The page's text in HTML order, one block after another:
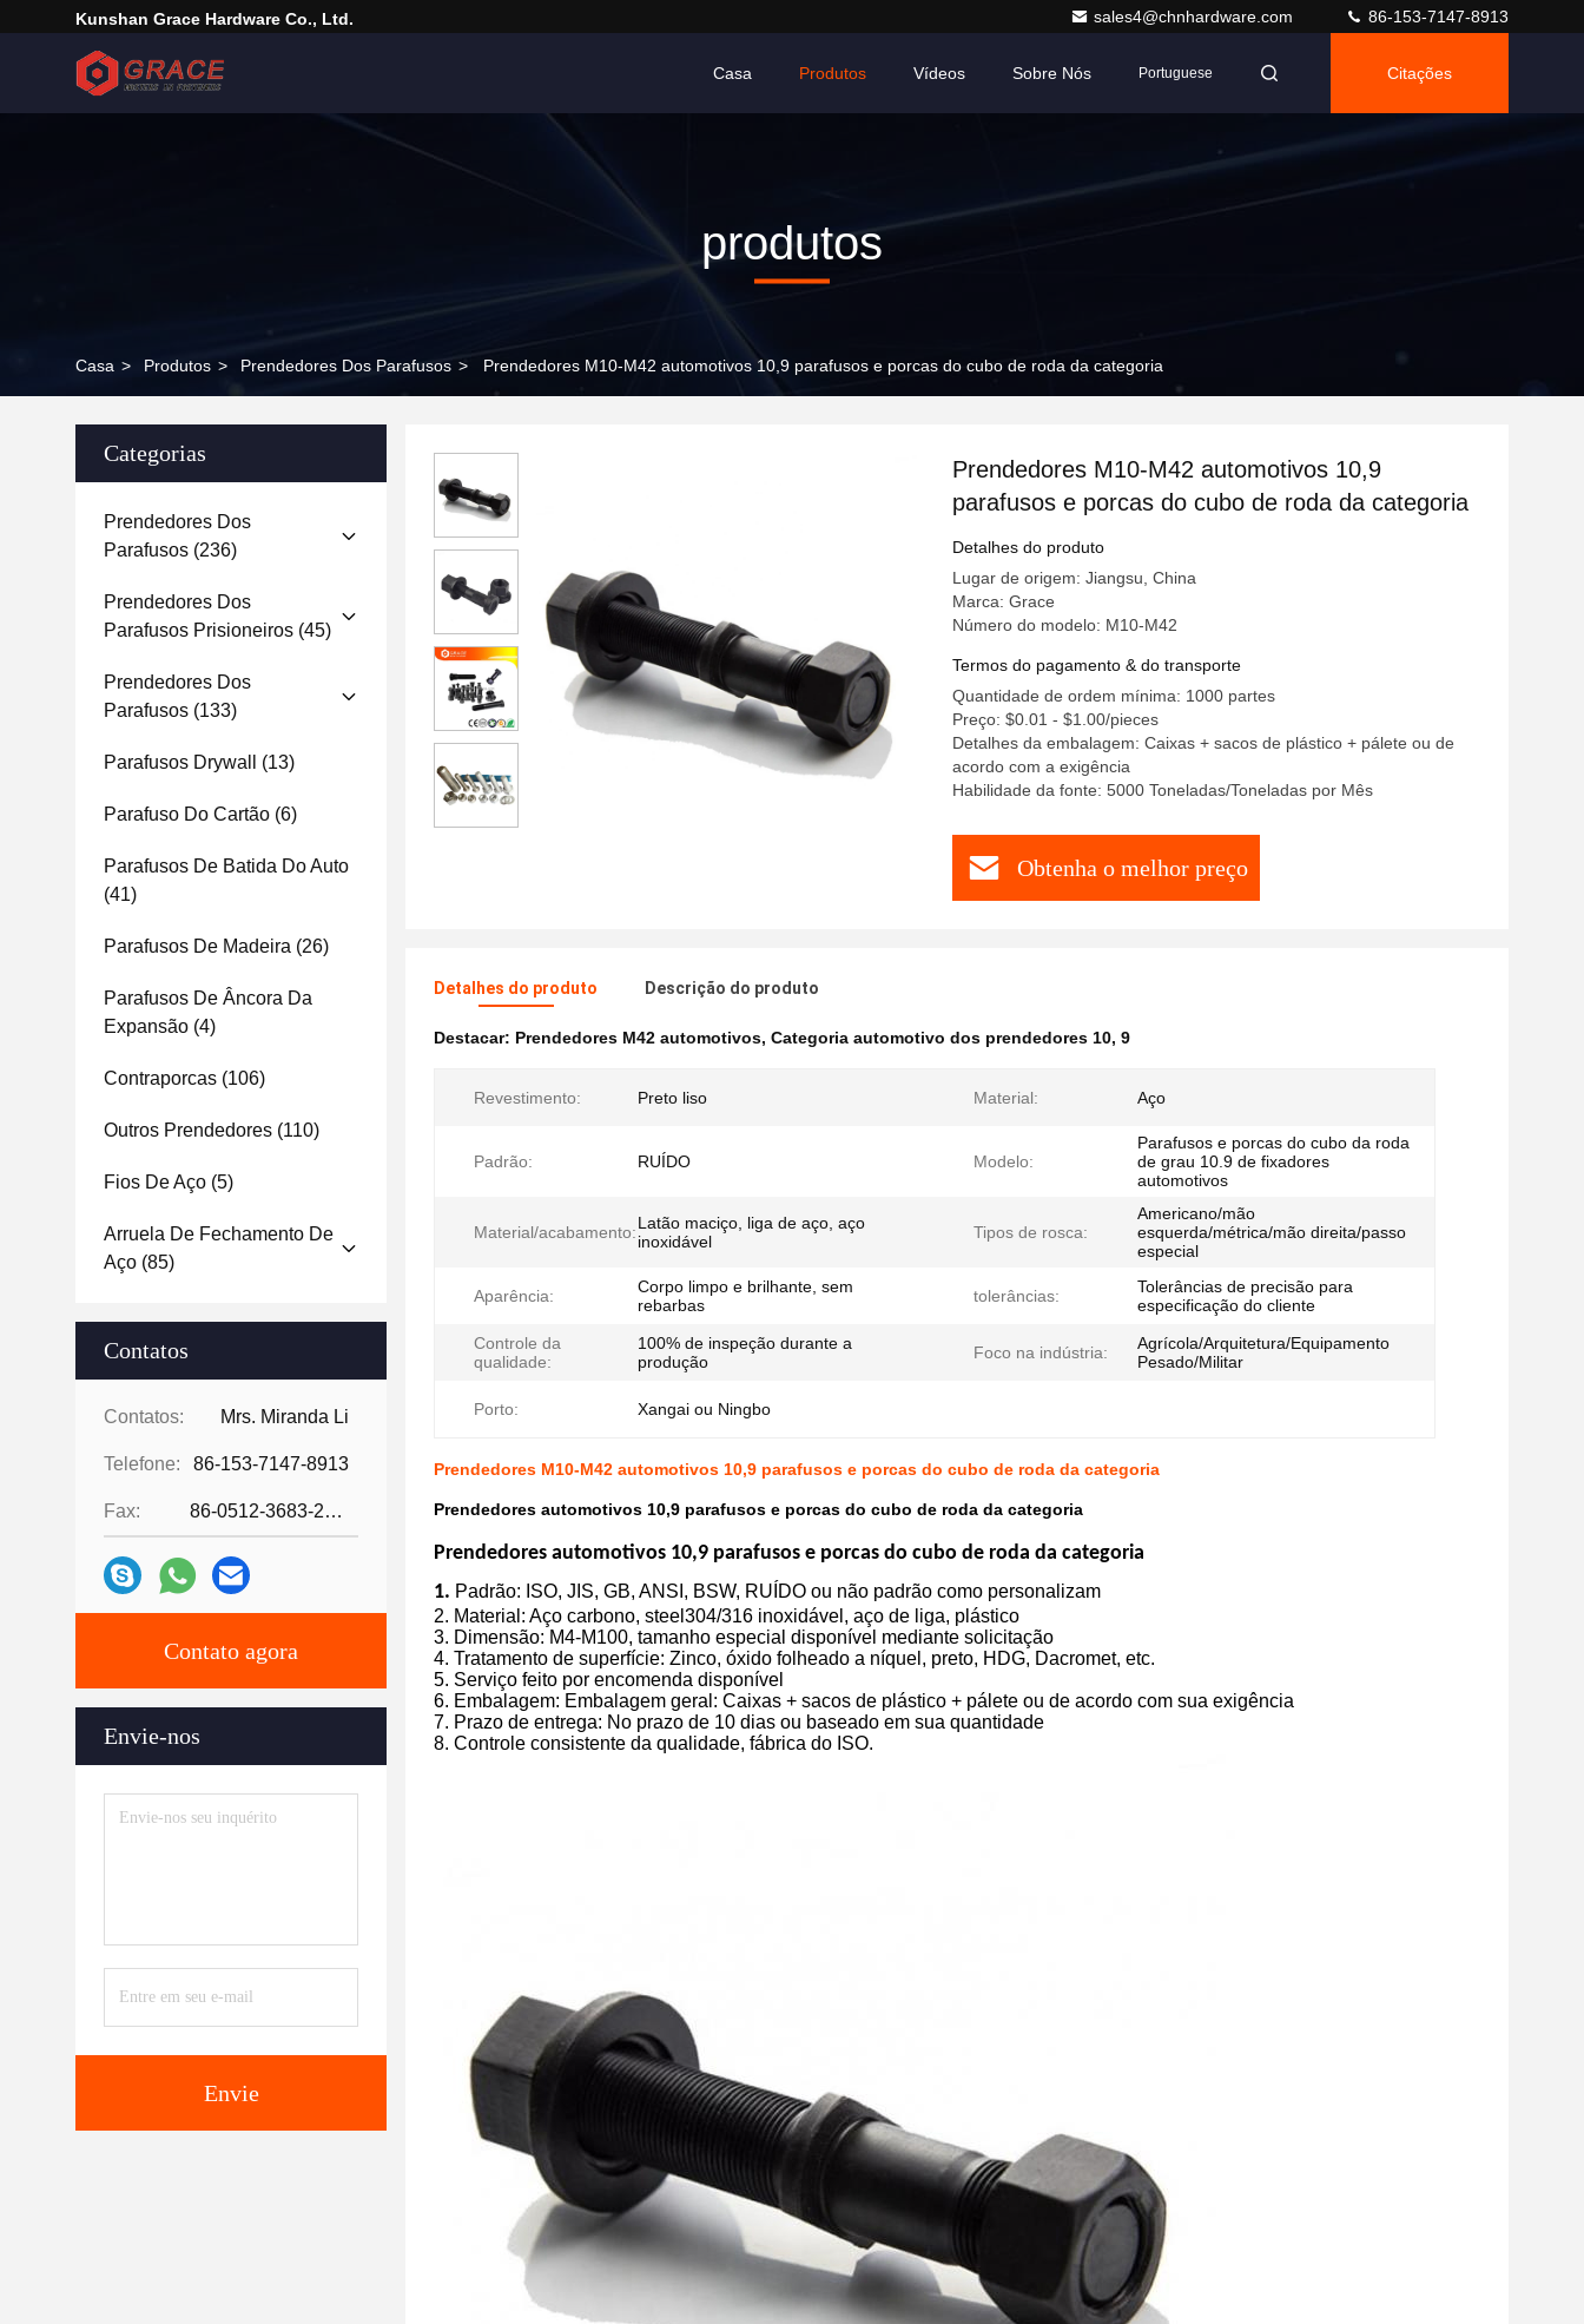
Kunshan Grace Hardware Co., Ltd. sales4@chnhardware.com 86-153-7147-8913
Casa Produtos Vídeos Sobre Nós Portuguese Citações
produtos
Casa > Produtos > Prendedores Dos Parafusos > Prendedores M10-M42 automotivos 10,9 parafusos e porcas do cubo de roda da categoria
Categorias
Prendedores Dos
Parafusos (236)
Prendedores Dos
Parafusos Prisioneiros (45)
Prendedores Dos
Parafusos (133)
Parafusos Drywall (13)
Parafuso Do Cartão (6)
Parafusos De Batida Do Auto
(41)
Parafusos De Madeira (26)
Parafusos De Âncora Da
Expansão (4)
Contraporcas (106)
Outros Prendedores (110)
Fios De Aço (5)
Arruela De Fechamento De
Aço (85)
Contatos
Contatos: Mrs. Miranda Li
Telefone: 86-153-7147-8913
Fax: 86-0512-3683-2631
Contato agora
Envie-nos
Envie
Prendedores M10-M42 automotivos 10,9
parafusos e porcas do cubo de roda da categoria
Detalhes do produto
Lugar de origem: Jiangsu, China
Marca: Grace
Número do modelo: M10-M42
Termos do pagamento & do transporte
Quantidade de ordem mínima: 1000 partes
Preço: $0.01 - $1.00/pieces
Detalhes da embalagem: Caixas + sacos de plástico + pálete ou de
acordo com a exigência
Habilidade da fonte: 5000 Toneladas/Toneladas por Mês
Obtenha o melhor preço
Detalhes do produto Descrição do produto
Destacar: Prendedores M42 automotivos, Categoria automotivo dos prendedores 10, 9
Revestimento: Preto liso Material: Aço
Padrão: RUÍDO Modelo:
Parafusos e porcas do cubo da roda
de grau 10.9 de fixadores
automotivos
Material/acabamento:Latão maciço, liga de aço, aço
inoxidável
Tipos de rosca:
Americano/mão
esquerda/métrica/mão direita/passo
especial
Aparência:
Corpo limpo e brilhante, sem
rebarbas
tolerâncias:
Tolerâncias de precisão para
especificação do cliente
Controle da
qualidade:
100% de inspeção durante a
produção
Foco na indústria:
Agrícola/Arquitetura/Equipamento
Pesado/Militar
Porto: Xangai ou Ningbo
Prendedores M10-M42 automotivos 10,9 parafusos e porcas do cubo de roda da categoria
Prendedores automotivos 10,9 parafusos e porcas do cubo de roda da categoria
Prendedores automotivos 10,9 parafusos e porcas do cubo de roda da categoria
1. Padrão: ISO, JIS, GB, ANSI, BSW, RUÍDO ou não padrão como personalizam
2. Material: Aço carbono, steel304/316 inoxidável, aço de liga, plástico
3. Dimensão: M4-M100, tamanho especial disponível mediante solicitação
4. Tratamento de superfície: Zinco, óxido folheado a níquel, preto, HDG, Dacromet, etc.
5. Serviço feito por encomenda disponível
6. Embalagem: Embalagem geral: Caixas + sacos de plástico + pálete ou de acordo com sua exigência
7. Prazo de entrega: No prazo de 10 dias ou baseado em sua quantidade
8. Controle consistente da qualidade, fábrica do ISO.